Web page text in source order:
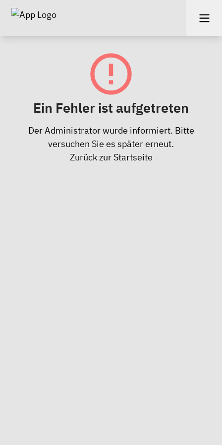
Ein Fehler ist aufgetreten
Der Administrator wurde informiert. Bitte
versuchen Sie es später erneut.
Zurück zur Startseite